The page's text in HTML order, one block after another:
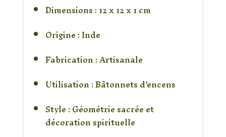
Dimensions : 12 x 12 x 1 cm
Origine : Inde
Fabrication : Artisanale
Utilisation : Bâtonnets d’encens
Style : Géométrie sacrée et
décoration spirituelle